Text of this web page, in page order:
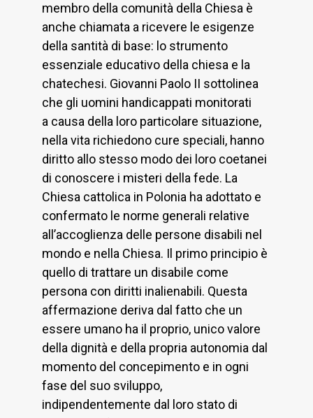
membro della comunità della Chiesa è
anche chiamata a ricevere le esigenze
della santità di base: lo strumento
essenziale educativo della chiesa e la
chatechesi. Giovanni Paolo II sottolinea
che gli uomini handicappati monitorati
a causa della loro particolare situazione,
nella vita richiedono cure speciali, hanno
diritto allo stesso modo dei loro coetanei
di conoscere i misteri della fede. La
Chiesa cattolica in Polonia ha adottato e
confermato le norme generali relative
all’accoglienza delle persone disabili nel
mondo e nella Chiesa. Il primo principio è
quello di trattare un disabile come
persona con diritti inalienabili. Questa
affermazione deriva dal fatto che un
essere umano ha il proprio, unico valore
della dignità e della propria autonomia dal
momento del concepimento e in ogni
fase del suo sviluppo,
indipendentemente dal loro stato di